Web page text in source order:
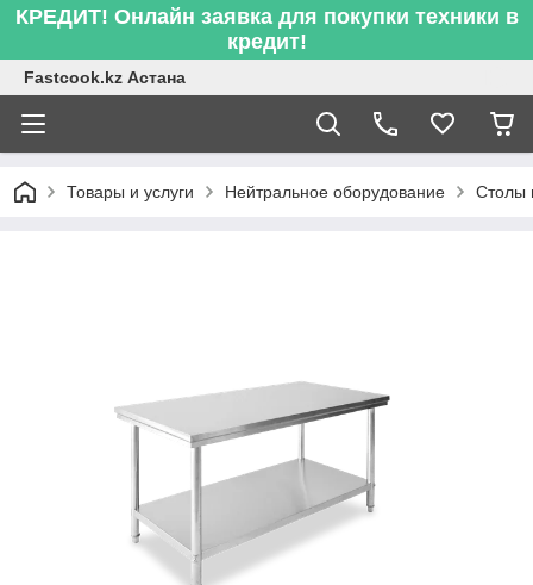
КРЕДИТ! Онлайн заявка для покупки техники в
кредит!
Fastcook.kz Астана
Товары и услуги Нейтральное оборудование Столы